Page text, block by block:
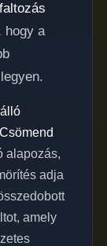
hogy a
alapozás,
adja
amely